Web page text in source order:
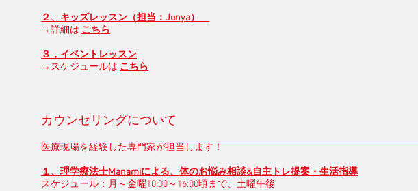
２、キッズレッスン（担当：Junya）
​→詳細は こちら
３，イベントレッスン
→スケジュールは こちら
カウンセリングについて
医療現場を経験した専門家が担当します！
１、理学療法士Manamiによる、体のお悩み相談&自主トレ提案・生活指導
スケジュール：​月～金曜10:00～16:00頃まで、土曜午後